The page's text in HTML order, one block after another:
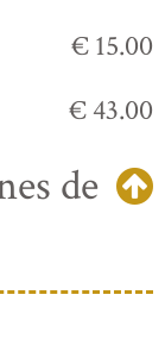
€ 15.00
€ 43.00
de